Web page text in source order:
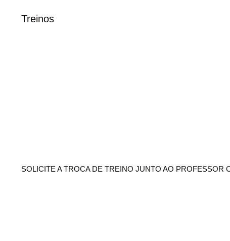
Treinos
SOLICITE A TROCA DE TREINO JUNTO AO PROFESSOR